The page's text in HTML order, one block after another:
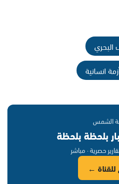
البحري
انسانية
الشمس
بلحظة بلحظة
حصرية · مباشر
←